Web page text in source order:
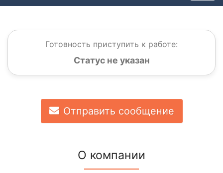
Готовность приступить к работе:
Статус не указан
Отправить сообщение
О компании